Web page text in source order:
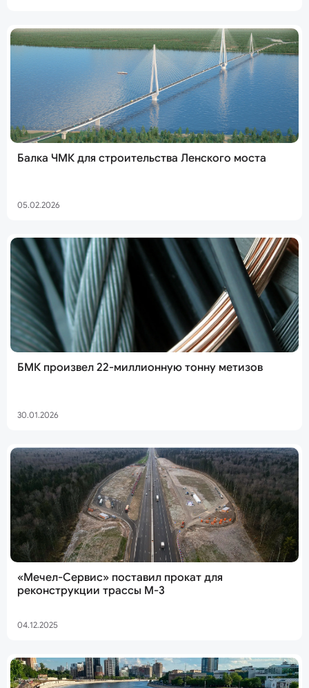
Балка ЧМК для строительства Ленского моста
05.02.2026
БМК произвел 22-миллионную тонну метизов
30.01.2026
«Мечел-Сервис» поставил прокат для
реконструкции трассы М-3
04.12.2025